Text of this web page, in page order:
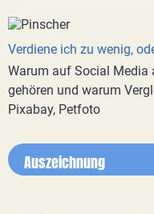
Verdiene ich zu wenig,
Warum auf Social Media
gehören und warum
Pixabay, Petfoto
Auszeichnung